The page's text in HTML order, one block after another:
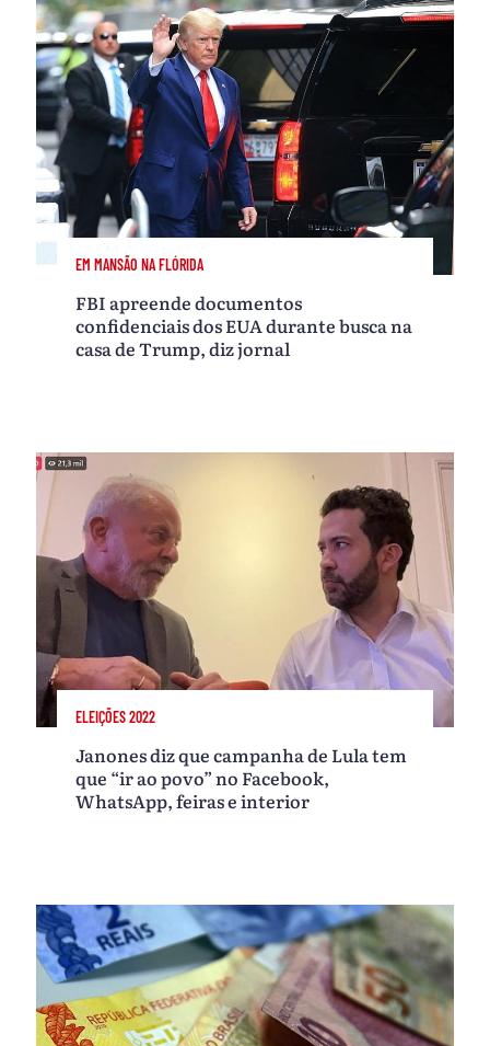
EM MANSÃO NA FLÓRIDA
FBI apreende documentos
confidenciais dos EUA durante busca na
casa de Trump, diz jornal
ELEIÇÕES 2022
Janones diz que campanha de Lula tem
que “ir ao povo” no Facebook,
WhatsApp, feiras e interior